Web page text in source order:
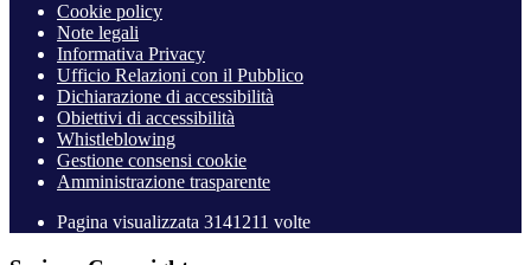
Cookie policy
Note legali
Informativa Privacy
Ufficio Relazioni con il Pubblico
Dichiarazione di accessibilità
Obiettivi di accessibilità
Whistleblowing
Gestione consensi cookie
Amministrazione trasparente
Pagina visualizzata 3141211 volte